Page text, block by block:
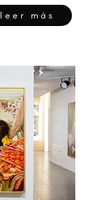
leer más